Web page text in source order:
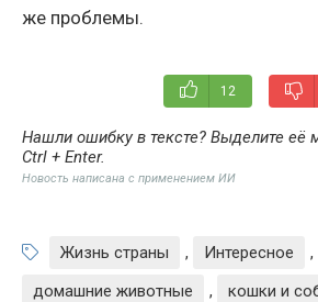
же проблемы.
12
Нашли ошибку в тексте? Выделите
Ctrl + Enter.
Новость написана с применением ИИ
Жизнь страны , Интересное
,
домашние животные
, кошки и